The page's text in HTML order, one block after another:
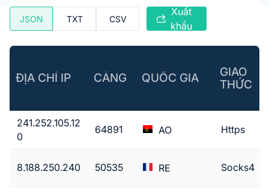
JSON TXT CSV
Xuất
khẩu
ĐỊA CHỈ IP CẢNG QUỐC GIA
GIAO
THỨC
241.252.105.12
0
64891 AO Https
8.188.250.240 50535 RE Socks4